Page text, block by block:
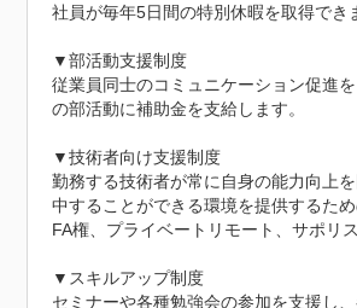
社員が毎年5日間の特別休暇を取得でき
▼部活動支援制度
従業員同士のコミュニケーション促進
の部活動に補助金を支給します。
▼技術者向け支援制度
勤務する技術者が常に自身の能力向上
中することができる環境を提供するため
FA権、プライベートリモート、サポリス
▼スキルアップ制度
セミナーや各種勉強会の参加を支援し